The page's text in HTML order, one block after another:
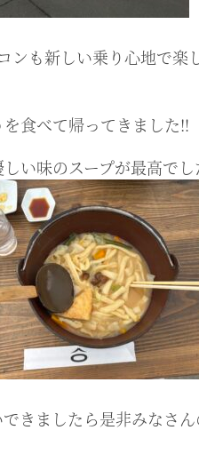
ンも新しい乗り心地で楽
食べて帰ってきました‼︎
い味のスープが最高でし
きましたら是非みなさ